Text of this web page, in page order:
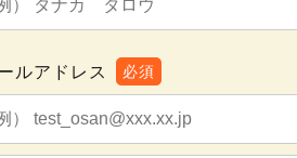
ルアドレス 必須